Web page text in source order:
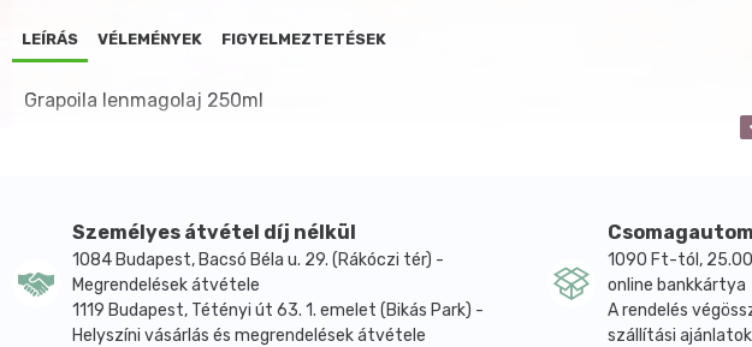
LEÍRÁS VÉLEMÉNYEK FIGYELMEZTETÉSEK
Grapoila lenmagolaj 250ml
Személyes átvétel díj nélkül
1084 Budapest, Bacsó Béla u. 29. (Rákóczi tér) -
Megrendelések átvétele
1119 Budapest, Tétényi út 63. 1. emelet (Bikás Park) -
Helyszíni vásárlás és megrendelések átvétele
1090 Ft-tól,
online bankkártya
A rendelés
szállítási